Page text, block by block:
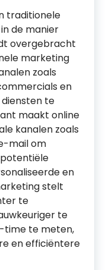
traditionele
de manier
overgebracht
marketing
zoals
en
te
maakt online
kanalen zoals
mail om
en
stelt
te
te
time te meten,
en efficiëntere